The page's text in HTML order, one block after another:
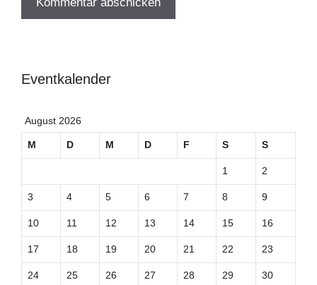
Eventkalender
August 2026
M D M D F S S
1 2
3 4 5 6 7 8 9
10 11 12 13 14 15 16
17 18 19 20 21 22 23
24 25 26 27 28 29 30